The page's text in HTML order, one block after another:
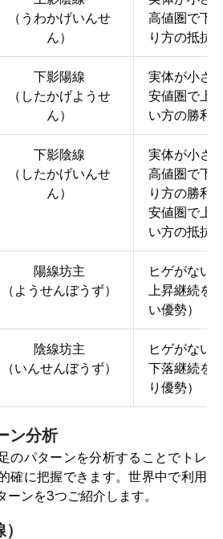
（うわかげいんせ
ん）
高値圏で下
り方の抵抗
下影陽線
（したかげようせ
ん）
実体が小さ
安値圏で上
い方の勝利
下影陰線
（したかげいんせ
ん）
実体が小さ
高値圏で下
り方の勝利
安値圏で上
い方の抵抗
陽線坊主
（ようせんぼうず）
ヒゲがない
上昇継続を
い優勢）
陰線坊主
（いんせんぼうず）
ヒゲがない
下落継続を
り優勢）
ン分析
のパターンを分析することでトレ
確に把握できます。世界中で利用
ーンを3つご紹介します。